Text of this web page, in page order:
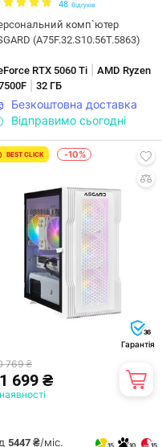
48 Відгуків
комп`ютер
(A75F.32.S10.56T.5863)
RTX 5060 Ti
AMD Ryzen
32 ГБ
Безкоштовна доставка
Відправимо сьогодні
BEST CLICK -10%
36
Гарантія
769 ₴
699 ₴
5447 ₴/міс.